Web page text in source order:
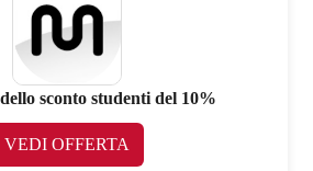
sconto studenti del 10%
VEDI OFFERTA